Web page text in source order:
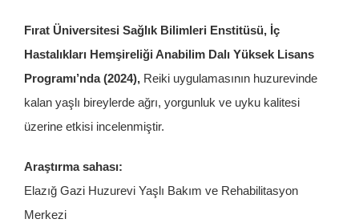
Fırat Üniversitesi Sağlık Bilimleri Enstitüsü, İç
Hastalıkları Hemşireliği Anabilim Dalı Yüksek Lisans
Programı’nda (2024), Reiki uygulamasının huzurevinde
kalan yaşlı bireylerde ağrı, yorgunluk ve uyku kalitesi
üzerine etkisi incelenmiştir.
Araştırma sahası:
Elazığ Gazi Huzurevi Yaşlı Bakım ve Rehabilitasyon
Merkezi